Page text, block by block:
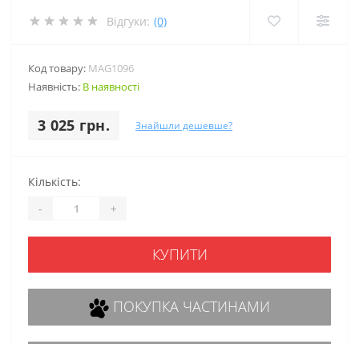
Відгуки: (0)
Код товару: MAG1096
Наявність: В наявності
3 025 грн. Знайшли дешевше?
Кількість:
- +
КУПИТИ
ПОКУПКА ЧАСТИНАМИ